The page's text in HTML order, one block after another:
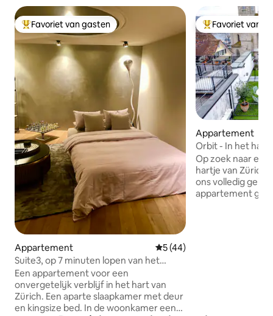
Topfavoriet van gasten
Favoriet van gasten
Appartement Gemiddelde beoordeling
5 (44)
Suite3, op 7 minuten lopen van het
Operahuis
Een appartement voor een
onvergetelijk verblijf in het hart van
Zürich. Een aparte slaapkamer met deur
en kingsize bed. In de woonkamer een
Topfavoriet van
Favoriet van
Appartement
Orbit - In het hart
Op zoek naar
hartje van
ons volledig
appartement